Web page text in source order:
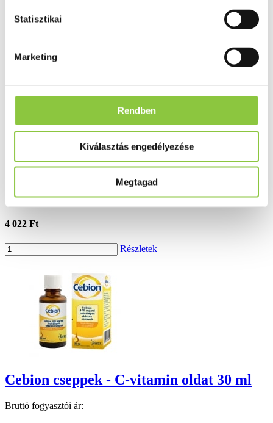
Statisztikai
Marketing
Rendben
Kiválasztás engedélyezése
Megtagad
Dr. Immun 25 gyógynövényes hajcseppek
Bruttó fogyasztói ár:
4 022 Ft
Részletek
Cebion cseppek - C-vitamin oldat 30 ml
Bruttó fogyasztói ár: